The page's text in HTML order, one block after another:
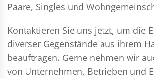
Paare, Singles und
Kontaktieren Sie uns jetzt, um die
diverser Gegenstände aus ihrem
beauftragen. Gerne nehmen wir
von Unternehmen, Betrieben und